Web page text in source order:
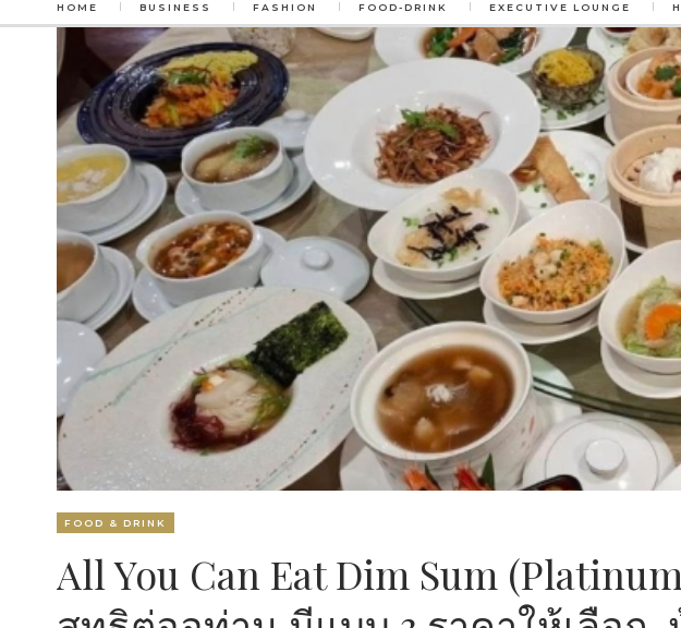
HOME BUSINESS FASHION FOOD-DRINK EXECUTIVE LOUNGE
FOOD & DRINK
All You Can Eat Dim Sum